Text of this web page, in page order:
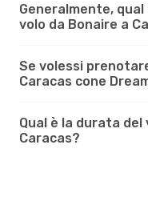
Generalmente,
volo da Bonaire a
Se volessi
Caracas cone
Qual è la durata
Caracas?